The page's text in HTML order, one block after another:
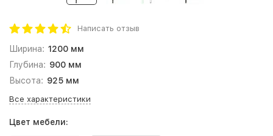
Написать отзыв
Ширина: 1200 мм
Глубина: 900 мм
Высота: 925 мм
Все характеристики
Цвет мебели: